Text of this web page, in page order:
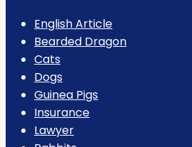
English Article
Bearded Dragon
Cats
Dogs
Guinea Pigs
Insurance
Lawyer